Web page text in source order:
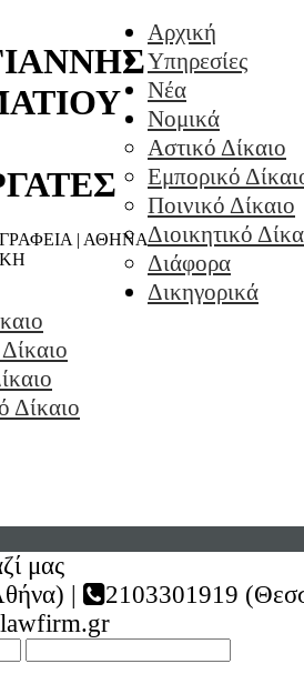
| ΑΘΗΝΑ
Αρχική
Υπηρεσίες
Νέα
Νομικά
Αστικό Δίκαιο
Εμπορικό
Ποινικό Δίκαιο
Διοικητικό
Διάφορα
Δικηγορικά
Δίκαιο
μας
|
2103301919